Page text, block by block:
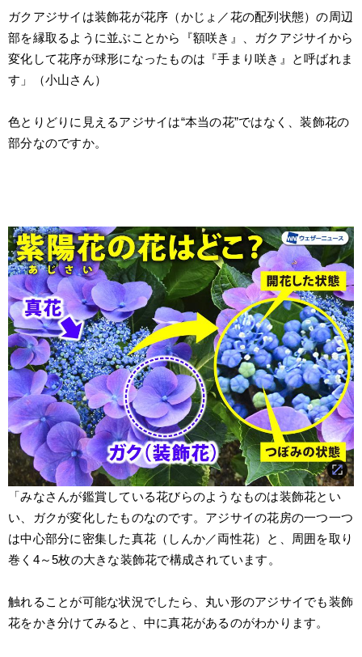
ガクアジサイは装飾花が花序（かじょ／花の配列状態）の周辺
部を縁取るように並ぶことから『額咲き』、ガクアジサイから
変化して花序が球形になったものは『手まり咲き』と呼ばれま
す」（小山さん）
色とりどりに見えるアジサイは“本当の花”ではなく、装飾花の
部分なのですか。
「みなさんが鑑賞している花びらのようなものは装飾花とい
い、ガクが変化したものなのです。アジサイの花房の一つ一つ
は中心部分に密集した真花（しんか／両性花）と、周囲を取り
巻く4～5枚の大きな装飾花で構成されています。
触れることが可能な状況でしたら、丸い形のアジサイでも装飾
花をかき分けてみると、中に真花があるのがわかります。